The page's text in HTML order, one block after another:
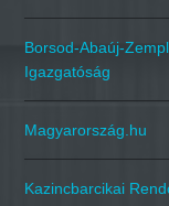
Borsod-Abaúj-
Igazgatóság
Magyarország.hu
Kazincbarcikai